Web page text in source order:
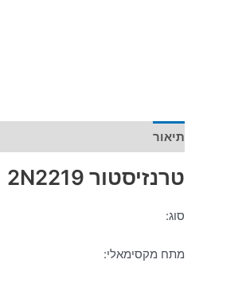
תיאור
טרנזיסטור 2N2219
סוג:
מתח מקסימאלי: